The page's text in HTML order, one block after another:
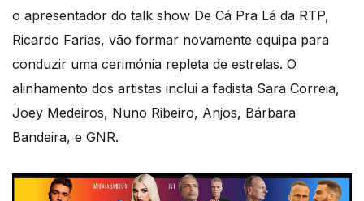
o apresentador do talk show De Cá Pra Lá da RTP,
Ricardo Farias, vão formar novamente equipa para
conduzir uma cerimónia repleta de estrelas. O
alinhamento dos artistas inclui a fadista Sara Correia,
Joey Medeiros, Nuno Ribeiro, Anjos, Bárbara
Bandeira, e GNR.